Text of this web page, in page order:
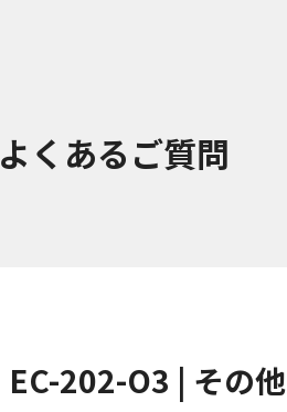
よくあるご質問
EC-202-O3 | その他